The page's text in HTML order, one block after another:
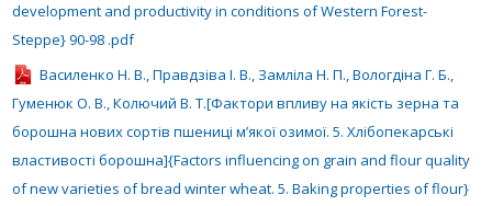
development and productivity in conditions of Western Forest-
Steppe} 90-98 .pdf
Василенко Н. В., Правдзіва І. В., Замліла Н. П., Вологдіна Г. Б.,
Гуменюк О. В., Колючий В. Т.[Фактори впливу на якість зерна та
борошна нових сортів пшениці м’якої озимої. 5. Хлібопекарські
властивості борошна]{Factors influencing on grain and flour quality
of new varieties of bread winter wheat. 5. Baking properties of flour}